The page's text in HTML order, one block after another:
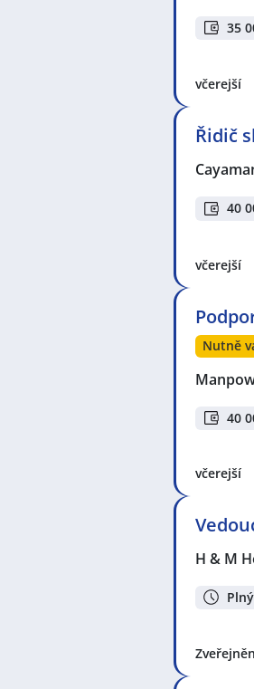
35
včerejší
Řidič
40
včerejší
Nutně
40
včerejší
H & M